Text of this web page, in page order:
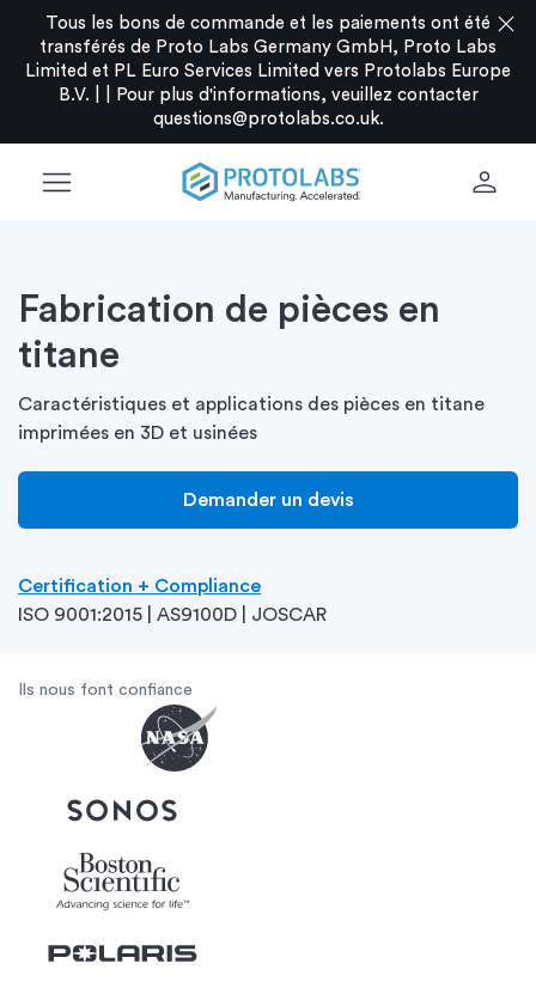
Tous les bons de commande et les paiements ont été
transférés de Proto Labs Germany GmbH, Proto Labs
Limited et PL Euro Services Limited vers Protolabs Europe
B.V. |
Pour plus d'informations, veuillez contacter
questions@protolabs.co.uk.
close
menu person
Fabrication de pièces en
titane
Caractéristiques et applications des pièces en titane
imprimées en 3D et usinées
Demander un devis
Certification + Compliance
ISO 9001:2015 | AS9100D |
JOSCAR
Ils nous font confiance